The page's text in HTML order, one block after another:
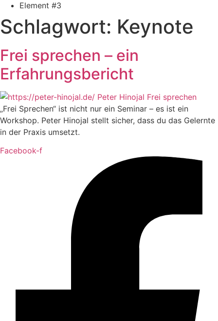
Element #3
Schlagwort: Keynote
Frei sprechen – ein
Erfahrungsbericht
„Frei Sprechen“ ist nicht nur ein Seminar – es ist ein
Workshop. Peter Hinojal stellt sicher, dass du das Gelernte
in der Praxis umsetzt.
Facebook-f